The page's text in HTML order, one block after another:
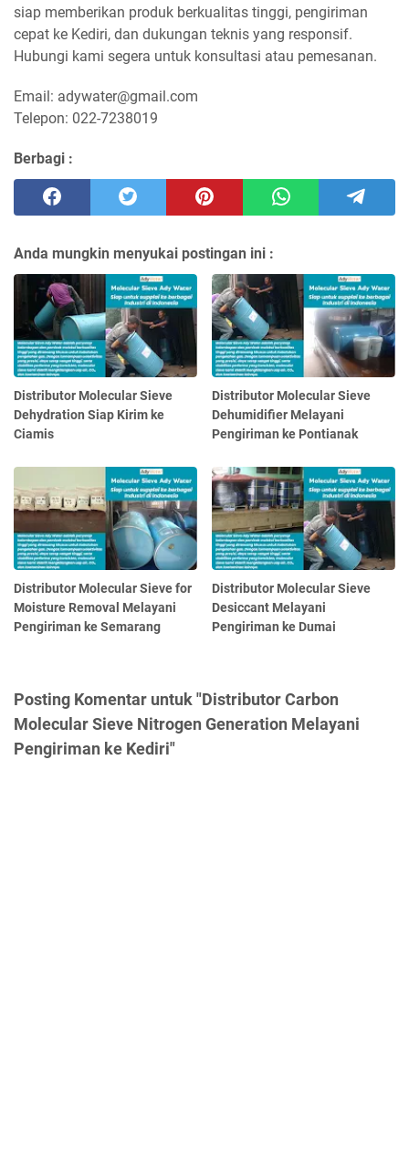
siap memberikan produk berkualitas tinggi, pengiriman
cepat ke Kediri, dan dukungan teknis yang responsif.
Hubungi kami segera untuk konsultasi atau pemesanan.
Email: adywater@gmail.com
Telepon: 022-7238019
Berbagi :
Anda mungkin menyukai postingan ini :
Distributor Molecular Sieve
Dehydration Siap Kirim ke
Ciamis
Distributor Molecular Sieve
Dehumidifier Melayani
Pengiriman ke Pontianak
Distributor Molecular Sieve for
Moisture Removal Melayani
Pengiriman ke Semarang
Distributor Molecular Sieve
Desiccant Melayani
Pengiriman ke Dumai
Posting Komentar untuk "Distributor Carbon
Molecular Sieve Nitrogen Generation Melayani
Pengiriman ke Kediri"